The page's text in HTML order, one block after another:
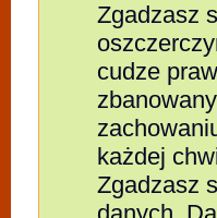
Zgadzasz
cudze
każdej
Zgadzasz